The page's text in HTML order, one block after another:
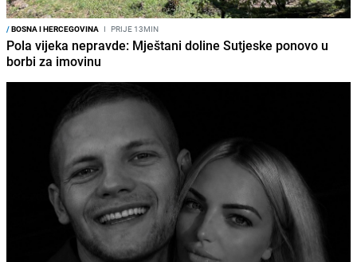
/BOSNA I HERCEGOVINA I PRIJE 13MIN
Pola vijeka nepravde: Mještani doline Sutjeske ponovo u
borbi za imovinu